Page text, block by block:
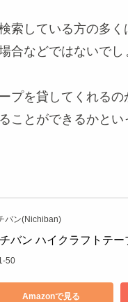
索している方の多
合などではないでし
プを貸してくれる
ことができるかとい
バン(Nichiban)
バン ハイクラフトテ
50
Amazonで見る